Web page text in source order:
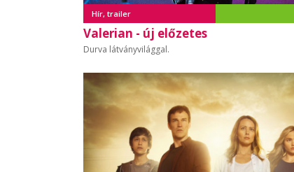
Hír, trailer
Valerian - új előzetes
Durva látványvilággal.